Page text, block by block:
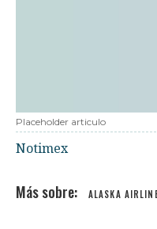
Placeholder articulo
Notimex
ALASKA